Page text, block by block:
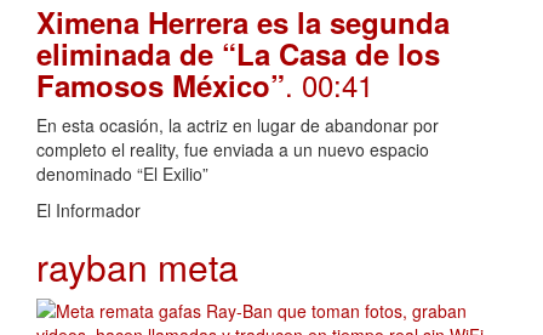
Ximena Herrera es la segunda
eliminada de “La Casa de los
Famosos México”. 00:41
En esta ocasión, la actriz en lugar de abandonar por
completo el reality, fue enviada a un nuevo espacio
denominado “El Exilio”
El Informador
rayban meta